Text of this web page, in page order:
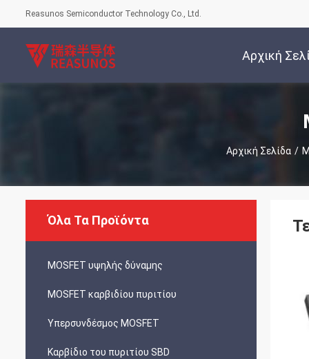
Reasunos Semiconductor Technology Co., Ltd.
Αρχική
Αρχική Σελίδα /
Όλα Τα Προϊόντα
MOSFET υψηλής δύναμης
MOSFET καρβιδίου πυριτίου
Υπερσυνδέσμος MOSFET
Καρβίδιο του πυριτίου SBD